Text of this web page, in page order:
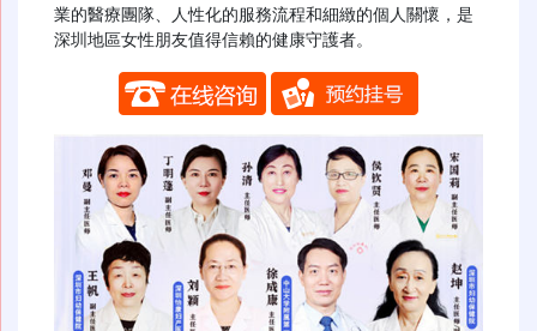
業的醫療團隊、人性化的服務流程和細緻的個人關懷，是
深圳地區女性朋友值得信賴的健康守護者。